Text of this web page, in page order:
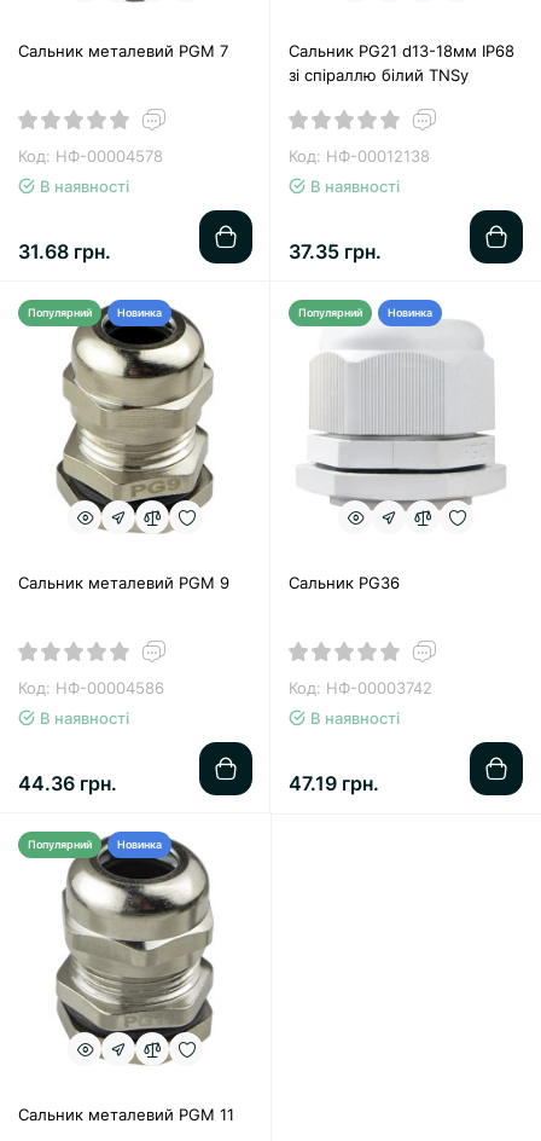
Сальник металевий PGM 7
Код: НФ-00004578
В наявності
31.68 грн.
Сальник PG21 d13-18мм IP68
зі спіраллю білий TNSy
Код: НФ-00012138
В наявності
37.35 грн.
Популярний Новинка
Сальник металевий PGM 9
Код: НФ-00004586
В наявності
44.36 грн.
Популярний Новинка
Сальник PG36
Код: НФ-00003742
В наявності
47.19 грн.
Популярний Новинка
Сальник металевий PGM 11